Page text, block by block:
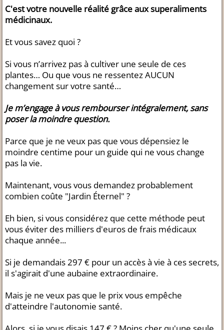
C'est votre nouvelle réalité grâce aux superaliments
médicinaux.
Et vous savez quoi ?
Si vous n’arrivez pas à cultiver une seule de ces
plantes… Ou que vous ne ressentez AUCUN
changement sur votre santé…
Je m’engage à vous rembourser intégralement, sans
poser la moindre question.
Parce que je ne veux pas que vous dépensiez le
moindre centime pour un guide qui ne vous change
pas la vie.
Maintenant, vous vous demandez probablement
combien coûte "Jardin Éternel" ?
Eh bien, si vous considérez que cette méthode peut
vous éviter des milliers d'euros de frais médicaux
chaque année...
Si je demandais 297 € pour un accès à vie à ces secrets,
il s'agirait d'une aubaine extraordinaire.
Mais je ne veux pas que le prix vous empêche
d'atteindre l'autonomie santé.